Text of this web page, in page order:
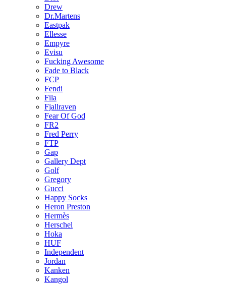
Drew
Dr.Martens
Eastpak
Ellesse
Empyre
Evisu
Fucking Awesome
Fade to Black
FCP
Fendi
Fila
Fjallraven
Fear Of God
FR2
Fred Perry
FTP
Gap
Gallery Dept
Golf
Gregory
Gucci
Happy Socks
Heron Preston
Hermès
Hersсhel
Hoka
HUF
Independent
Jordan
Kanken
Kangol